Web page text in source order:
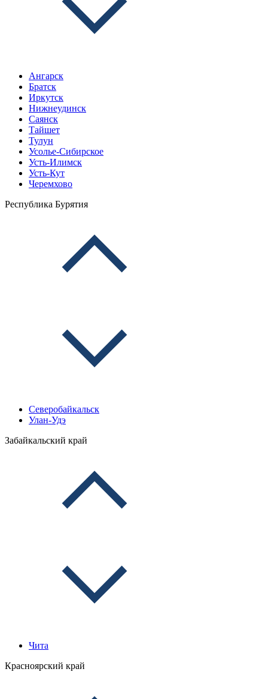
Ангарск
Братск
Иркутск
Нижнеудинск
Саянск
Тайшет
Тулун
Усолье-Сибирское
Усть-Илимск
Усть-Кут
Черемхово
Республика Бурятия
Северобайкальск
Улан-Удэ
Забайкальский край
Чита
Красноярский край